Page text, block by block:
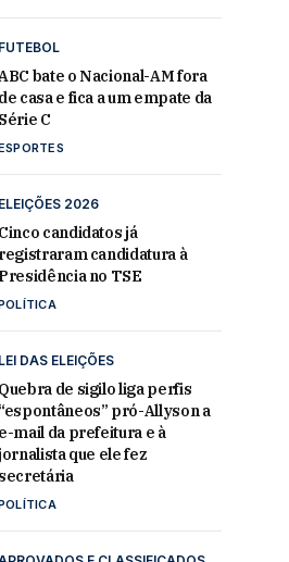
FUTEBOL
bate o Nacional-AM fora
de casa e fica a um empate da
Série C
ELEIÇÕES 2026
Cinco candidatos já
registraram candidatura à
Presidência no TSE
LEI DAS ELEIÇÕES
Quebra de sigilo liga perfis
“espontâneos” pró-Allyson a
e-mail da prefeitura e à
jornalista que ele fez
secretária